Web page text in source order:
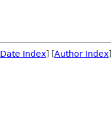
Date Index] [Author Index]